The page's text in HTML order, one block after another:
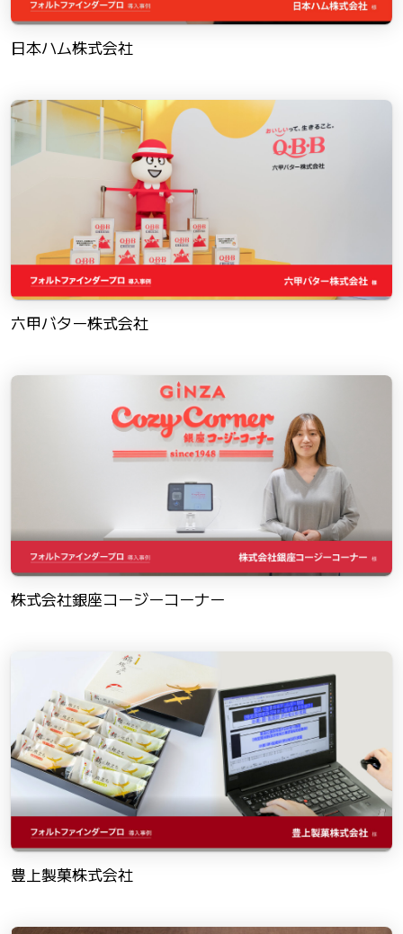
日本ハム株式会社
六甲バター株式会社
株式会社銀座コージーコーナー
豊上製菓株式会社